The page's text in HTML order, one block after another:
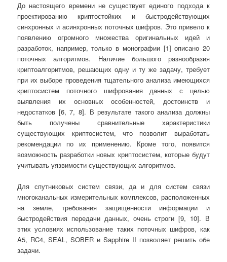
До настоящего времени не существует единого подхода к
проектированию криптостойких и быстродействующих
синхронных и асинхронных поточных шифров. Это привело к
появлению огромного множества оригинальных идей и
разработок, например, только в монографии [1] описано 20
поточных алгоритмов. Наличие большого разнообразия
криптоалгоритмов, решающих одну и ту же задачу, требует
при их выборе проведения тщательного анализа имеющихся
криптосистем поточного шифрования данных с целью
выявления их основных особенностей, достоинств и
недостатков [6, 7, 8]. В результате такого анализа должны
быть получены сравнительные характеристики
существующих криптосистем, что позволит выработать
рекомендации по их применению. Кроме того, появится
возможность разработки новых криптосистем, которые будут
учитывать уязвимости существующих алгоритмов.
Для спутниковых систем связи, да и для систем связи
многоканальных измерительных комплексов, расположенных
на земле, требования защищенности информации и
быстродействия передачи данных, очень строги [9, 10]. В
этих условиях использование таких поточных шифров, как
A5, RC4, SEAL, SOBER и Sapphire II позволяет решить обе
задачи.